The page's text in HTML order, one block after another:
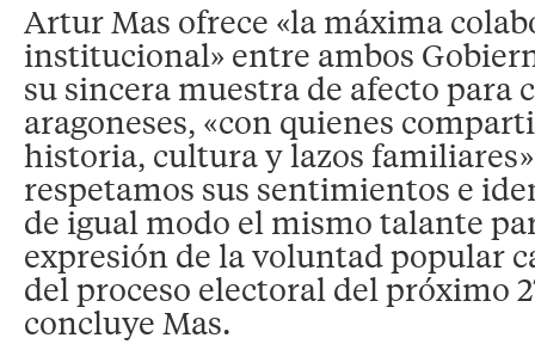
Artur Mas ofrece «la máxima
institucional» entre ambos
su sincera muestra de afecto para
aragoneses, «con quienes
historia, cultura y lazos
respetamos sus sentimientos e
de igual modo el mismo talante
expresión de la voluntad popular
del proceso electoral del próximo
concluye Mas.